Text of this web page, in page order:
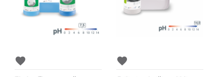
favorite favorite